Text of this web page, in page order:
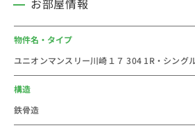
・ローソン(約350m)
ションです。
お部屋情報
物件名・タイプ
ユニオンマンスリー川崎１７ 304 1R・シング
構造
鉄骨造